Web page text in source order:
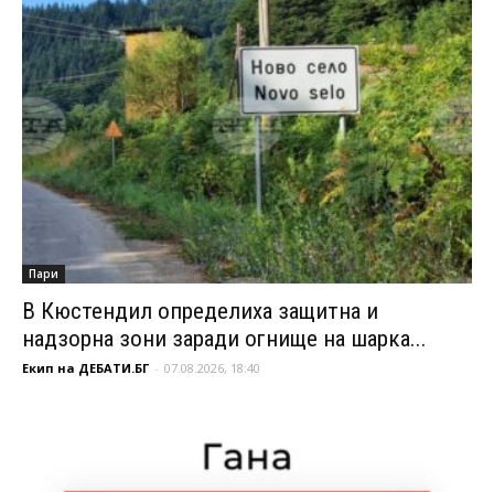
Пари
В Кюстендил определиха защитна и
надзорна зони заради огнище на шарка...
Екип на ДЕБАТИ.БГ - 07.08.2026, 18:40